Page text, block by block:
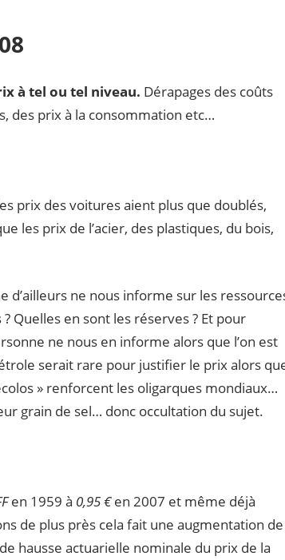
à tel ou tel niveau. Dérapages des coûts
des prix à la consommation etc…
prix des voitures aient plus que doublés,
les prix de l’acier, des plastiques, du bois,
d’ailleurs ne nous informe sur les
Quelles en sont les réserves ? Et pour
ne nous en informe alors que l’on est
serait rare pour justifier le prix alors
» renforcent les oligarques mondiaux…
grain de sel… donc occultation du sujet.
en 1959 à 0,95 €en 2007 et même déjà
de plus près cela fait une augmentation de
hausse actuarielle nominale du prix de la